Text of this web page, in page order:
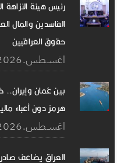
رئيس هيئة
الفاسدين والمال
حقوق العراقيين
06 اغســطس.2026 - 20:32
بين عُمان
هرمز دون أعباء
06 اغســطس.2026 - 20:16
العراق يضاعف